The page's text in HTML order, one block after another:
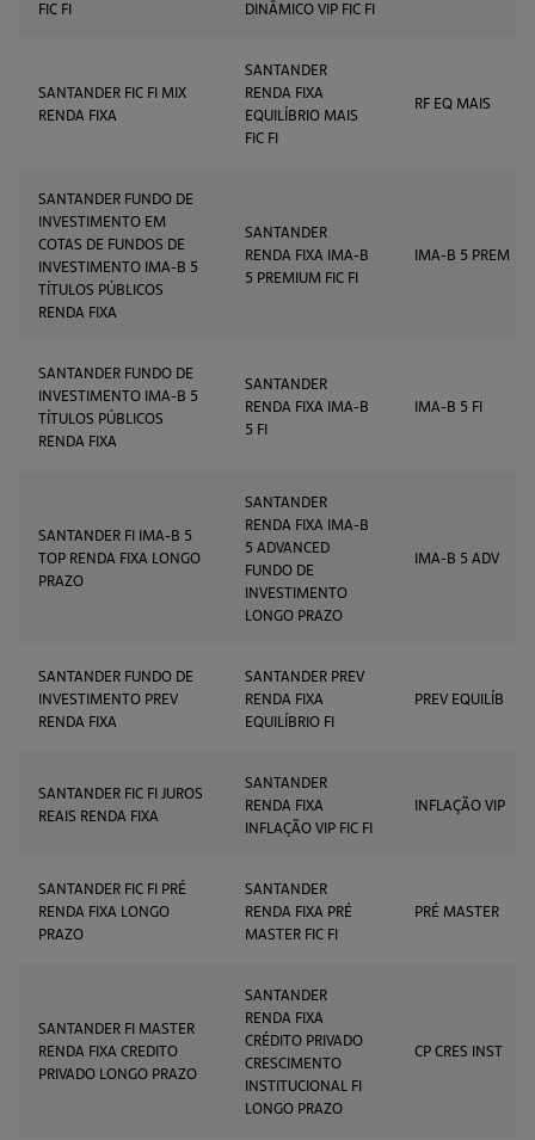
FIC FI
DINÂMICO VIP FIC FI
SANTANDER FIC FI MIX
RENDA FIXA
SANTANDER
RENDA FIXA
EQUILÍBRIO MAIS
FIC FI
RF EQ MAIS
SANTANDER FUNDO DE
INVESTIMENTO EM
COTAS DE FUNDOS DE
INVESTIMENTO IMA-B 5
TÍTULOS PÚBLICOS
RENDA FIXA
SANTANDER
RENDA FIXA IMA-B
5 PREMIUM FIC FI
IMA-B 5 PREM
SANTANDER FUNDO DE
INVESTIMENTO IMA-B 5
TÍTULOS PÚBLICOS
RENDA FIXA
SANTANDER
RENDA FIXA IMA-B
5 FI
IMA-B 5 FI
SANTANDER FI IMA-B 5
TOP RENDA FIXA LONGO
PRAZO
SANTANDER
RENDA FIXA IMA-B
5 ADVANCED
FUNDO DE
INVESTIMENTO
LONGO PRAZO
IMA-B 5 ADV
SANTANDER FUNDO DE
INVESTIMENTO PREV
RENDA FIXA
SANTANDER PREV
RENDA FIXA
EQUILÍBRIO FI
PREV EQUILÍB
SANTANDER FIC FI JUROS
REAIS RENDA FIXA
SANTANDER
RENDA FIXA
INFLAÇÃO VIP FIC FI
INFLAÇÃO VIP
SANTANDER FIC FI PRÉ
RENDA FIXA LONGO
PRAZO
SANTANDER
RENDA FIXA PRÉ
MASTER FIC FI
PRÉ MASTER
SANTANDER FI MASTER
RENDA FIXA CREDITO
PRIVADO LONGO PRAZO
SANTANDER
RENDA FIXA
CRÉDITO PRIVADO
CRESCIMENTO
INSTITUCIONAL FI
LONGO PRAZO
CP CRES INST